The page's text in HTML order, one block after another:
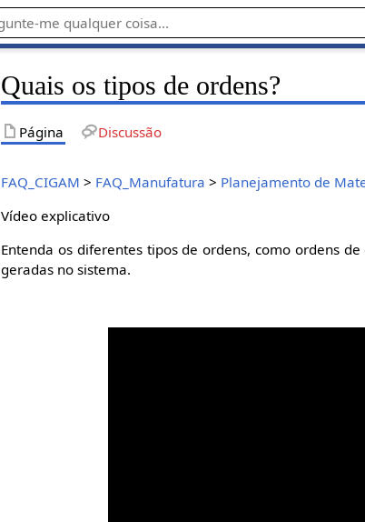
Quais os tipos de ordens?
Página Discussão
FAQ_CIGAM > FAQ_Manufatura > Planejamento de
Vídeo explicativo
Entenda os diferentes tipos de ordens, como ordens
geradas no sistema.